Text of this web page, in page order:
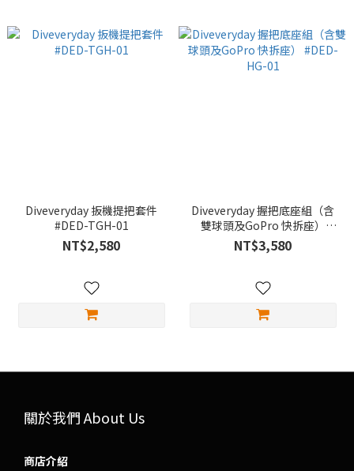
Diveveryday 扳機提把套件
#DED-TGH-01
NT$2,580
Diveveryday 握把底座組（含
雙球頭及GoPro 快拆座）
#DED-HG-01
NT$3,580
關於我們 About Us
商店介紹